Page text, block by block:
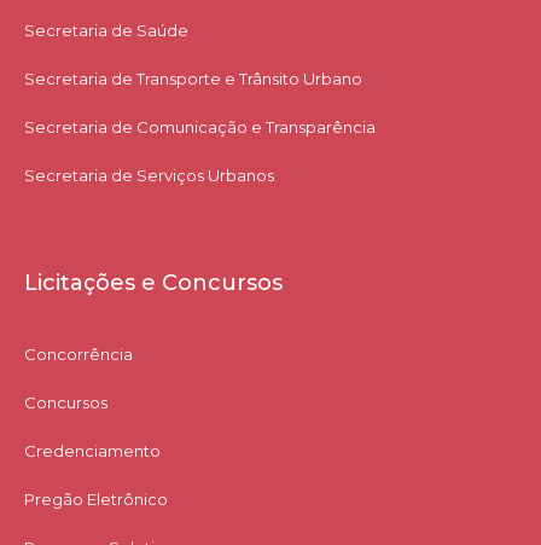
Secretaria de Saúde
Secretaria de Transporte e Trânsito Urbano
Secretaria de Comunicação e Transparência
Secretaria de Serviços Urbanos
Licitações e Concursos
Concorrência
Concursos
Credenciamento
Pregão Eletrônico